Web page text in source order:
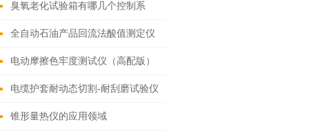
臭氧老化试验箱有哪几个控制系
统？
全自动石油产品回流法酸值测定仪
符合标准
电动摩擦色牢度测试仪（高配版）
电缆护套耐动态切割-耐刮磨试验仪
锥形量热仪的应用领域